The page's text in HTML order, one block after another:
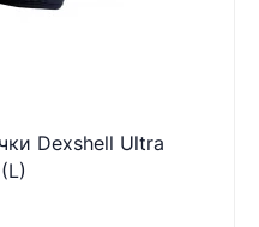
Dexshell Ultra